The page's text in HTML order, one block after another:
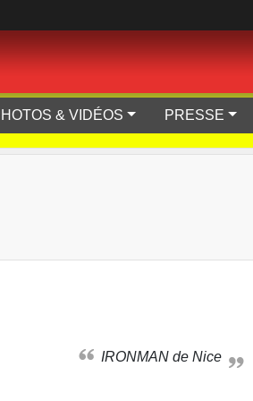
& VIDÉOS PRESSE
IRONMAN de Nice